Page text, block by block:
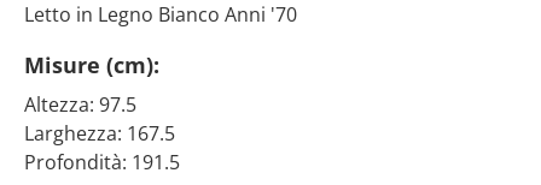
Letto in Legno Bianco Anni '70
Misure (cm):
Altezza: 97.5
Larghezza: 167.5
Profondità: 191.5